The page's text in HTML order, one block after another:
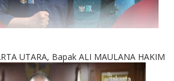
UTARA, Bapak ALI MAULANA HAKIM